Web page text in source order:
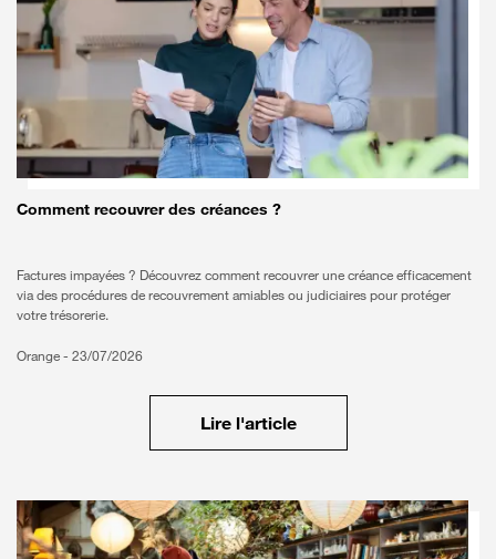
Comment recouvrer des créances ?
Factures impayées ? Découvrez comment recouvrer une créance efficacement
via des procédures de recouvrement amiables ou judiciaires pour protéger
votre trésorerie.
Orange - 23/07/2026
Lire l'article